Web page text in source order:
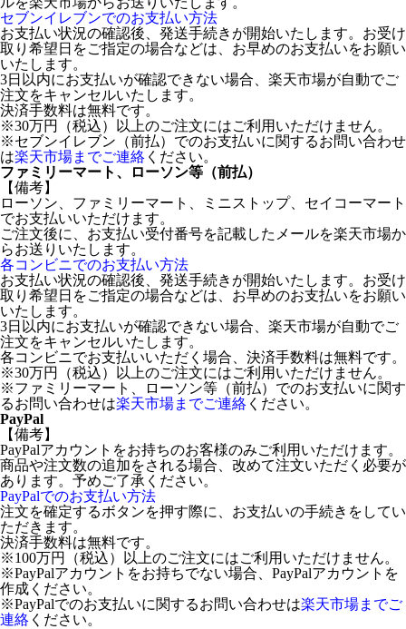
セブンイレブンでのお支払い方法
お支払い状況の確認後、発送手続きが開始いたします。お受け
取り希望日をご指定の場合などは、お早めのお支払いをお願い
いたします。
3日以内にお支払いが確認できない場合、楽天市場が自動でご
注文をキャンセルいたします。
決済手数料は無料です。
※30万円（税込）以上のご注文にはご利用いただけません。
※セブンイレブン（前払）でのお支払いに関するお問い合わせ
は楽天市場までご連絡 ください。
ファミリーマート、ローソン等（前払）
【備考】
ローソン、ファミリーマート、ミニストップ、セイコーマート
でお支払いいただけます。
ご注文後に、お支払い受付番号を記載したメールを楽天市場か
らお送りいたします。
各コンビニでのお支払い方法
お支払い状況の確認後、発送手続きが開始いたします。お受け
取り希望日をご指定の場合などは、お早めのお支払いをお願い
いたします。
3日以内にお支払いが確認できない場合、楽天市場が自動でご
注文をキャンセルいたします。
各コンビニでお支払いいただく場合、決済手数料は無料です。
※30万円（税込）以上のご注文にはご利用いただけません。
※ファミリーマート、ローソン等（前払）でのお支払いに関す
るお問い合わせは楽天市場までご連絡 ください。
PayPal
【備考】
PayPalアカウントをお持ちのお客様のみご利用いただけます。
商品や注文数の追加をされる場合、改めて注文いただく必要が
あります。予めご了承ください。
PayPalでのお支払い方法
注文を確定するボタンを押す際に、お支払いの手続きをしてい
ただきます。
決済手数料は無料です。
※100万円（税込）以上のご注文にはご利用いただけません。
※PayPalアカウントをお持ちでない場合、PayPalアカウントを
作成ください。
※PayPalでのお支払いに関するお問い合わせは楽天市場までご
連絡 ください。